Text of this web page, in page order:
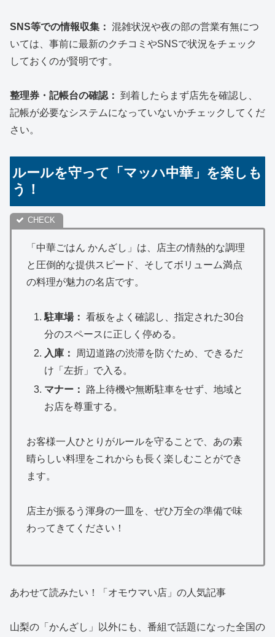
SNS等での情報収集： 混雑状況や夜の部の営業有無につ
いては、事前に最新のクチコミやSNSで状況をチェック
しておくのが賢明です。
整理券・記帳台の確認： 到着したらまず店先を確認し、
記帳が必要なシステムになっていないかチェックしてくだ
さい。
ルールを守って「マッハ中華」を楽しも
う！
「中華ごはん かんざし」は、店主の情熱的な調理
と圧倒的な提供スピード、そしてボリューム満点
の料理が魅力の名店です。
駐車場： 看板をよく確認し、指定された30台
分のスペースに正しく停める。
入庫：
周辺道路の渋滞を防ぐため、できるだ
け「左折」で入る。
マナー：
路上待機や無断駐車をせず、地域と
お店を尊重する。
お客様一人ひとりがルールを守ることで、あの素
晴らしい料理をこれからも長く楽しむことができ
ます。
店主が振るう渾身の一皿を、ぜひ万全の準備で味
わってきてください！
あわせて読みたい！「オモウマい店」の人気記事
山梨の「かんざし」以外にも、番組で話題になった全国の